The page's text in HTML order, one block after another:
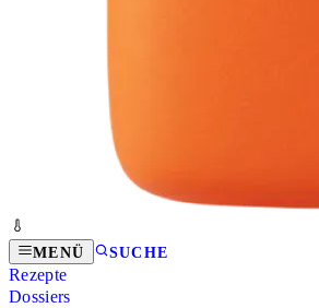
MENÜ SUCHE
Rezepte
Dossiers